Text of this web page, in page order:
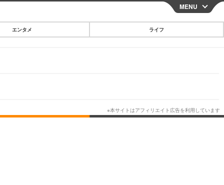
CLOSE
その他
映画・ドラマ
MENU
エンタメ ライフ